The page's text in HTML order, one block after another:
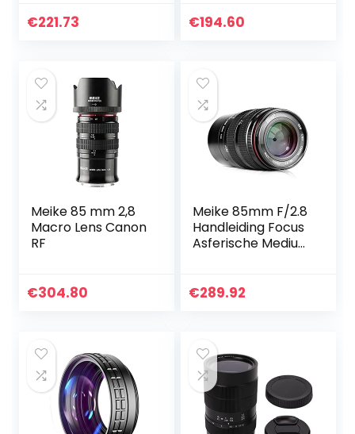
Lens voor M4
€221.73
Scherpstelling
€194.60
Meike 85 mm 2,8
Macro Lens Canon
RF
€304.80
Meike 85mm F/2.8
Handleiding Focus
Asferische Medium
Prime Macro Lens
€289.92